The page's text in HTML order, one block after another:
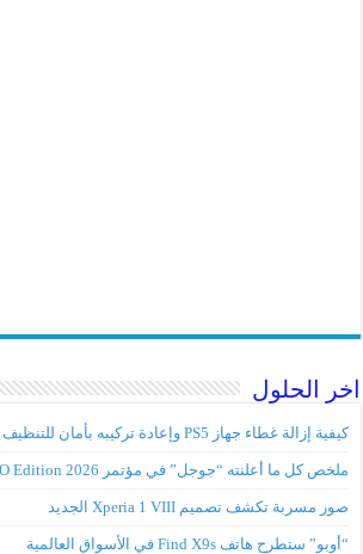
اخر الحلول
كيفية إزالة غطاء جهاز PS5 وإعادة تركيبه بأمان للتنظيف والتحديثات
ملخص كل ما أعلنته “جوجل” في مؤتمر Android Show I/O Edition 2026
صور مسربة تكشف تصميم Xperia 1 VIII الجديد
“أوبو” ستطرح هاتف Find X9s في الأسواق العالمية